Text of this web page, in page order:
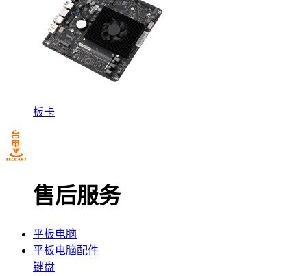
板卡
售后服务
平板电脑
平板电脑配件
键盘